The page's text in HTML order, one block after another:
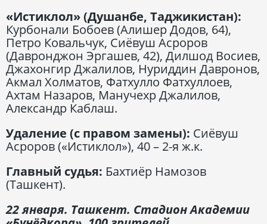
«Истиклол» (Душанбе, Таджикистан):
Курбонали Бобоев (Алишер Додов, 64),
Петро Ковальчук, Сиёвуш Асроров
(Давронджон Эргашев, 42), Дилшод Восиев,
Джахонгир Джалилов, Нуриддин Давронов,
Акмал Холматов, Фатхулло Фатхуллоев,
Ахтам Назаров, Манучехр Джалилов,
Александр Каблаш.
Удаление (с правом замены): Сиёвуш
Асроров («Истиклол»), 40 – 2-я ж.к.
Главный судья: Бахтиёр Намозов
(Ташкент).
22 января. Ташкент. Стадион Академии